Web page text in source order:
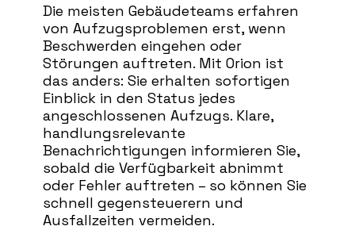
Die meisten Gebäudeteams erfahren
von Aufzugsproblemen erst, wenn
Beschwerden eingehen oder
Störungen auftreten. Mit Orion ist
das anders: Sie erhalten sofortigen
Einblick in den Status jedes
angeschlossenen Aufzugs. Klare,
handlungsrelevante
Benachrichtigungen informieren Sie,
sobald die Verfügbarkeit abnimmt
oder Fehler auftreten – so können Sie
schnell gegensteuerern und
Ausfallzeiten vermeiden.